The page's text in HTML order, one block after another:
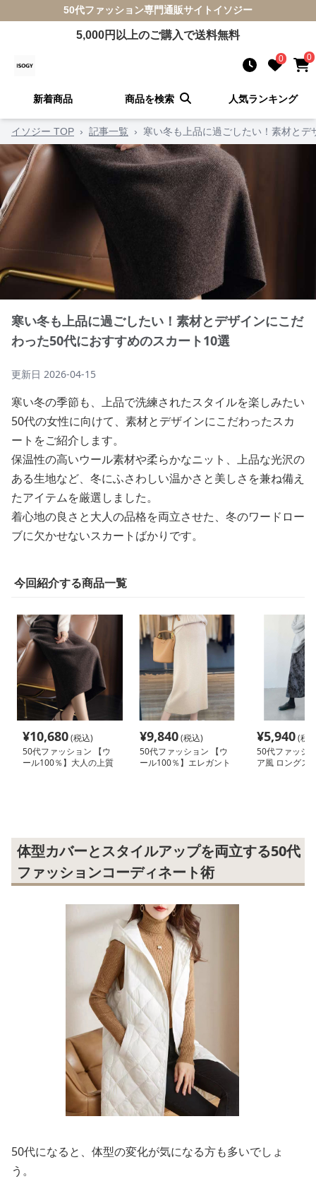
50代ファッション専門通販サイト イソジー
5,000円以上のご購入で送料無料
0 0
新着商品 商品を検索 人気ランキング
イソジー TOP › 記事一覧 › 寒い冬も上品に過ごしたい！素材と
寒い冬も上品に過ごしたい！素材とデザインにこだ
わった50代におすすめのスカート10選
更新日 2026-04-15
寒い冬の季節も、上品で洗練されたスタイルを楽しみたい
50代の女性に向けて、素材とデザインにこだわったスカ
ートをご紹介します。
保温性の高いウール素材や柔らかなニット、上品な光沢の
ある生地など、冬にふさわしい温かさと美しさを兼ね備え
たアイテムを厳選しました。
着心地の良さと大人の品格を両立させた、冬のワードロー
ブに欠かせないスカートばかりです。
今回紹介する商品一覧
¥10,680(税込)
50代ファッション 【ウ
ール100％】大人の上質
¥9,840(税込)
50代ファッション 【ウ
ール100％】エレガント
¥5,940(税
50代ファッシ
ア風 ロングス
体型カバーとスタイルアップを両立する50代
ファッションコーディネート術
50代になると、体型の変化が気になる方も多いでしょ
う。